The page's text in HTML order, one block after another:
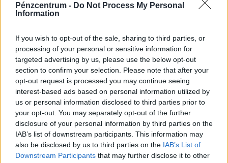
Pénzcentrum - Do Not Process My Personal
Information
If you wish to opt-out of the sale, sharing to third parties, or
processing of your personal or sensitive information for
targeted advertising by us, please use the below opt-out
section to confirm your selection. Please note that after your
opt-out request is processed you may continue seeing
interest-based ads based on personal information utilized by
us or personal information disclosed to third parties prior to
your opt-out. You may separately opt-out of the further
disclosure of your personal information by third parties on the
IAB’s list of downstream participants. This information may
also be disclosed by us to third parties on the IAB’s List of
Downstream Participants that may further disclose it to other
37 Európai női =
Eredmény másolása
TOVÁBBI KALKULÁTOROK
Pénznemek közti átváltás
Hosszúság mértékegység átváltás